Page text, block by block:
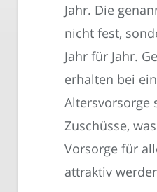
Jahr. Die
nicht fest,
Jahr für Jahr.
erhalten bei
Altersvorsorge
Zuschüsse,
Vorsorge für
attraktiv